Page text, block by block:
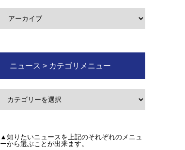
ニュース > カテゴリメニュー
▲知りたいニュースを上記のそれぞれのメニュ
ーから選ぶことが出来ます。